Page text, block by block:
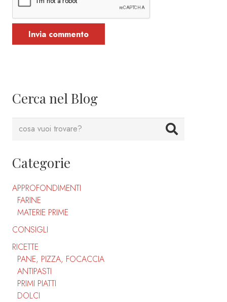
Cerca nel Blog
Categorie
APPROFONDIMENTI
FARINE
MATERIE PRIME
CONSIGLI
RICETTE
PANE, PIZZA, FOCACCIA
ANTIPASTI
PRIMI PIATTI
DOLCI
Invia commento